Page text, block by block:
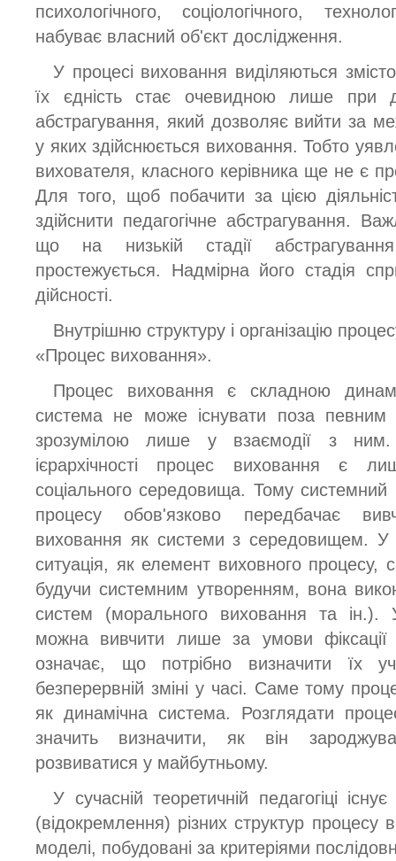
психологічного, соціологічного,
набуває власний об'єкт дослідження.
У процесі виховання виділяються
їх єдність стає очевидною лише при
абстрагування, який дозволяє вийти за
у яких здійснюється виховання. Тобто
вихователя, класного керівника ще не є
Для того, щоб побачити за цією
здійснити педагогічне абстрагування.
що на низькій стадії
простежується. Надмірна його стадія
дійсності.
Внутрішню структуру і організацію
«Процес виховання».
Процес виховання є складною
система не може існувати поза
зрозумілою лише у взаємодії з ним.
ієрархічності процес виховання є
соціального середовища. Тому системний
процесу обов'язково передбачає
виховання як системи з середовищем. У
ситуація, як елемент виховного
будучи системним утворенням, вона
систем (морального виховання та ін.).
можна вивчити лише за умови
означає, що потрібно визначити їх
безперервній зміні у часі. Саме тому
як динамічна система. Розглядати
значить визначити, як він
розвиватися у майбутньому.
У сучасній теоретичній педагогіці
(відокремлення) різних структур
моделі, побудовані за критеріями